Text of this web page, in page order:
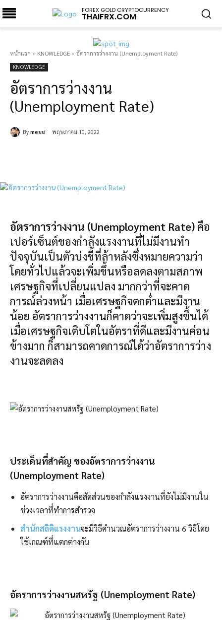
FOREX GOLD CRYPTOCURRENCY
THAIFRX.COM
หน้าแรก KNOWLEDGE อัตราการว่างงาน (Unemployment Rate)
KNOWLEDGE
อัตราการว่างงาน
(Unemployment Rate)
By messi พฤษภาคม 10, 2022
อัตราการว่างงาน (Unemployment Rate) คือ
เปอร์เซ็นต์ของกำลังแรงงานที่ไม่มีงานทำ
ปัจจุบันเป็นตัวบ่งชี้ที่ล้าหลังซึ่งหมายความว่า
โดยทั่วไปแล้วจะเพิ่มขึ้นหรือลดลงตามสภาพ
เศรษฐกิจที่เปลี่ยนแปลง มากกว่าที่จะคาด
การณ์ล่วงหน้า เมื่อเศรษฐกิจตกต่ำและมีงาน
น้อย อัตราการว่างงานก็คาดว่าจะเพิ่มสูงขึ้นได้
เมื่อเศรษฐกิจเติบโตในอัตราที่ดีและมีงานค่อน
ข้างมาก ก็สามารถคาดการณ์ได้ว่าอัตราการว่าง
งานจะลดลง
ประเด็นที่สำคัญ ของอัตราการว่างงาน
(Unemployment Rate)
อัตราการว่างงานคือสัดส่วนของกำลังแรงงานที่ยังไม่มีงานใน
ช่วงเวลาที่ทำการสำรวจ
สำนักสถิติแรงงานจะมีวิธีคำนวณอัตราการว่างงาน 6 วิธีโดย
ใช้เกณฑ์ที่แตกต่างกัน
อัตราการว่างงานสหรัฐ (Unemployment Rate)